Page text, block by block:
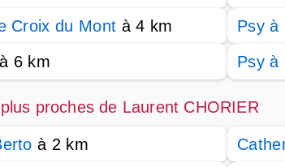
Croix du Mont à 4 km Psy à
6 km Psy à
proches de Laurent CHORIER
à 2 km